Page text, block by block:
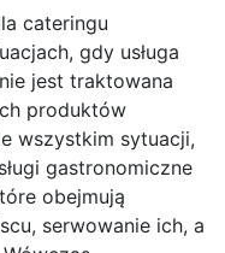
cateringu
gdy usługa
jest traktowana
produktów
wszystkim sytuacji,
gastronomiczne
obejmują
serwowanie ich, a